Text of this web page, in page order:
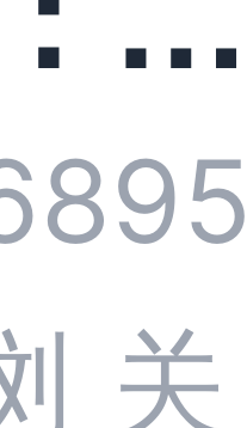
以
行
技
关